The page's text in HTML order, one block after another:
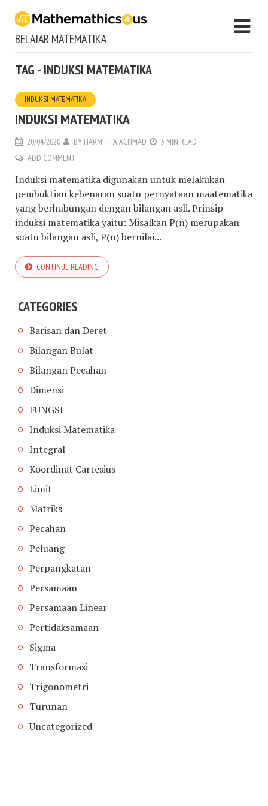
BELAJAR MATEMATIKA
TAG - INDUKSI MATEMATIKA
INDUKSI MATEMATIKA
INDUKSI MATEMATIKA
20/04/2020 BY HARMITHA ACHMAD
3 MIN READ
ADD COMMENT
Induksi matematika digunakan untuk melakukan
pembuktian kebenaran suatu pernyataan maatematika
yang berhubungan dengan bilangan asli. Prinsip
induksi matematika yaitu: Misalkan P(n) merupakan
suatu bilangan asli, P(n) bernilai...
CONTINUE READING
CATEGORIES
Barisan dan Deret
Bilangan Bulat
Bilangan Pecahan
Dimensi
FUNGSI
Induksi Matematika
Integral
Koordinat Cartesius
Limit
Matriks
Pecahan
Peluang
Perpangkatan
Persamaan
Persamaan Linear
Pertidaksamaan
Sigma
Transformasi
Trigonometri
Turunan
Uncategorized